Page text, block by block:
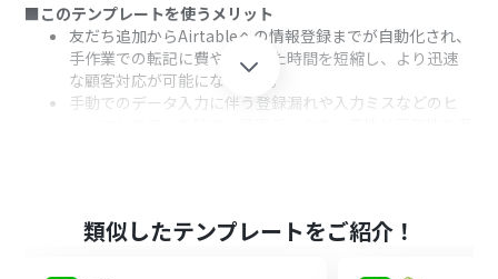
■このテンプレートを使うメリット
友だち追加からAirtableへの情報登録までが自動化され、
手作業での転記に費やしていた時間を短縮し、より迅速
な顧客対応が可能になります。
手動でのデータ入力に伴う登録漏れや入力ミスなどのヒ
します。
次に、トリガーでLINE公式アカウントを選択し、「ユー
類似したテンプレートをご紹介！